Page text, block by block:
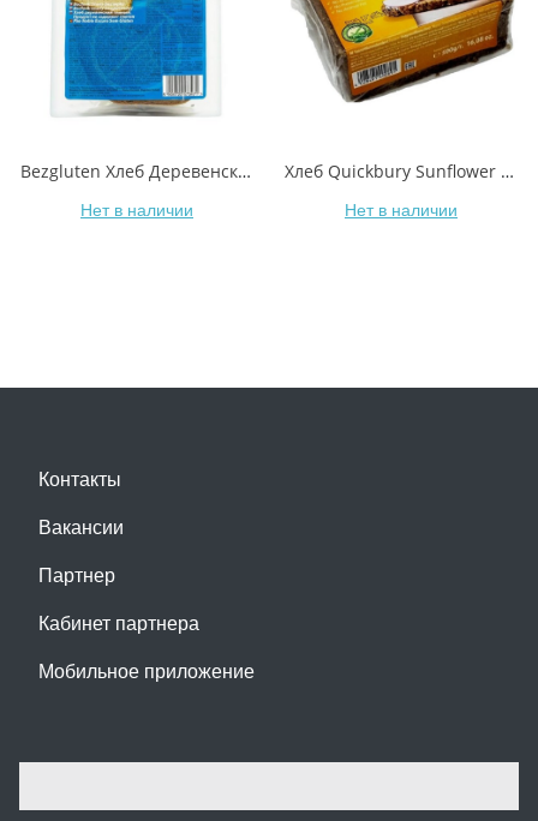
Bezgluten Хлеб Деревенский темный без глютена
Нет в наличии
Хлеб Quickbury Sunflower Seed Bread из ржаной муки грубого помола с семенами подсолнечника
Нет в наличии
Контакты
Вакансии
Партнер
Кабинет партнера
Мобильное приложение